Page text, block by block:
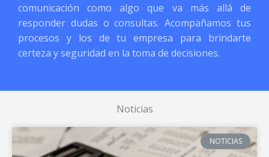
comunicación como algo que va más allá de
responder dudas o consultas. Acompañamos tus
procesos y los de tu empresa para brindarte
certeza y seguridad en la toma de decisiones.
Noticias
NOTICIAS